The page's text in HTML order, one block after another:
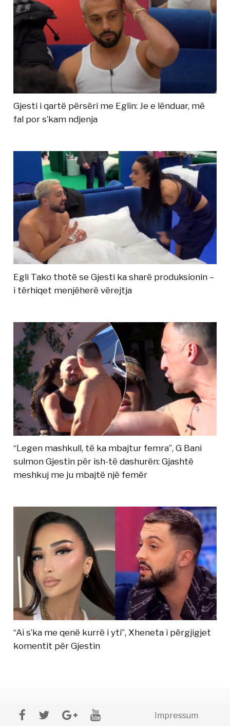
Gjesti i qartë përsëri me Eglin: Je e lënduar, më
fal por s’kam ndjenja
Egli Tako thotë se Gjesti ka sharë produksionin –
i tërhiqet menjëherë vërejtja
“Legen mashkull, të ka mbajtur femra”, G Bani
sulmon Gjestin për ish-të dashurën: Gjashtë
meshkuj me ju mbajtë një femër
“Ai s’ka me qenë kurrë i yti”, Xheneta i përgjigjet
komentit për Gjestin
Impressum